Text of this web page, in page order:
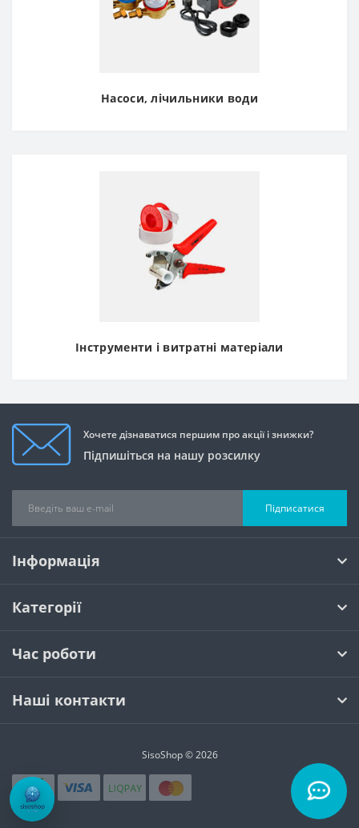
Насоси, лічильники води
Інструменти і витратні матеріали
Хочете дізнаватися першим про акції і знижки?
Підпишіться на нашу розсилку
Підписатися
Інформація
Категорії
Час роботи
Наші контакти
SisoShop © 2026